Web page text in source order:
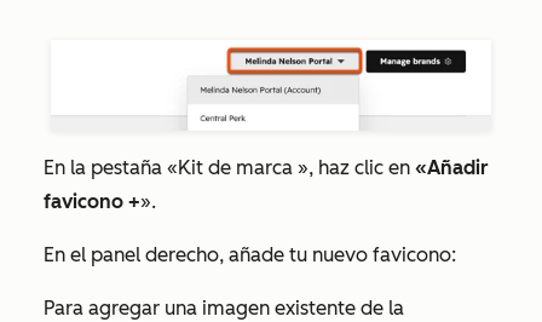
En la pestaña «Kit de marca », haz clic en «Añadir
favicono +».
En el panel derecho, añade tu nuevo favicono:
Para agregar una imagen existente de la